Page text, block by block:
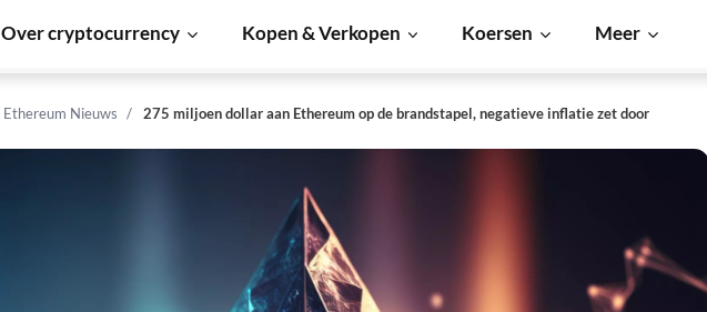
Over cryptocurrency Kopen & Verkopen Koersen Meer
Ethereum Nieuws 275 miljoen dollar aan Ethereum op de brandstapel, negatieve inflatie zet door